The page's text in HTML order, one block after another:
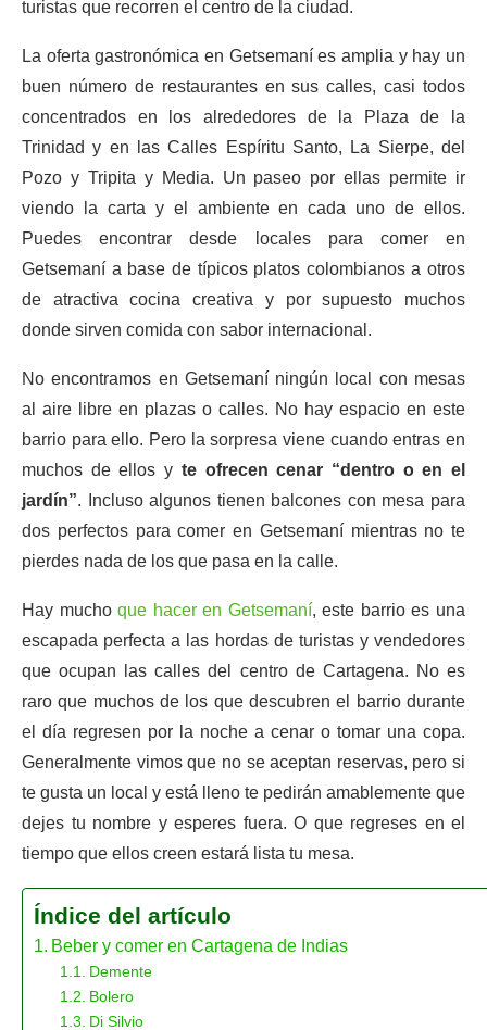
turistas que recorren el centro de la ciudad.
La oferta gastronómica en Getsemaní es amplia y hay un
buen número de restaurantes en sus calles, casi todos
concentrados en los alrededores de la Plaza de la
Trinidad y en las Calles Espíritu Santo, La Sierpe, del
Pozo y Tripita y Media. Un paseo por ellas permite ir
viendo la carta y el ambiente en cada uno de ellos.
Puedes encontrar desde locales para comer en
Getsemaní a base de típicos platos colombianos a otros
de atractiva cocina creativa y por supuesto muchos
donde sirven comida con sabor internacional.
No encontramos en Getsemaní ningún local con mesas
al aire libre en plazas o calles. No hay espacio en este
barrio para ello. Pero la sorpresa viene cuando entras en
muchos de ellos y te ofrecen cenar “dentro o en el
jardín”. Incluso algunos tienen balcones con mesa para
dos perfectos para comer en Getsemaní mientras no te
pierdes nada de los que pasa en la calle.
Hay muchoque hacer en Getsemaní, este barrio es una
escapada perfecta a las hordas de turistas y vendedores
que ocupan las calles del centro de Cartagena. No es
raro que muchos de los que descubren el barrio durante
el día regresen por la noche a cenar o tomar una copa.
Generalmente vimos que no se aceptan reservas, pero si
te gusta un local y está lleno te pedirán amablemente que
dejes tu nombre y esperes fuera. O que regreses en el
tiempo que ellos creen estará lista tu mesa.
Índice del artículo
Beber y comer en Cartagena de Indias
Demente
Bolero
Di Silvio